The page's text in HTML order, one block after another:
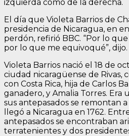
izquierda como de la derecha.
El día que Violeta Barrios de
presidencia de Nicaragua, en
perdón, refirió BBC. “Por lo
por lo que me equivoqué”, dijo.
Violeta Barrios nació el 18 de
ciudad nicaragüense de Rivas,
con Costa Rica, hija de Carlos
ganadero, y Amalia Torres. Era
sus antepasados se remontan
llegó a Nicaragua en 1762.
antepasados se encontraban
terratenientes y dos